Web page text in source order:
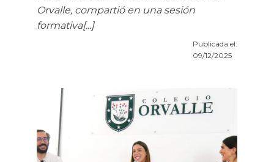
Orvalle, compartió en una sesión
formativa[...]
Publicada el:
09/12/2025